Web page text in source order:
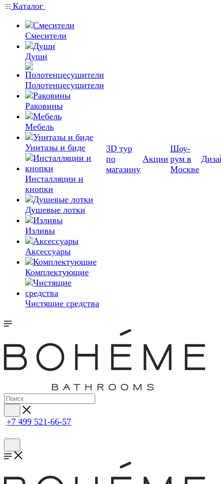
Каталог
Смесители
Души
Полотенцесушители
Раковины
Мебель
Унитазы и биде
Инсталляции и
кнопки
Душевые лотки
Изливы
Аксессуары
Комплектующие
Чистящие средства
3D тур
по
магазину
Акции
Шоу-
рум в
Москве
+7 499 521-66-57